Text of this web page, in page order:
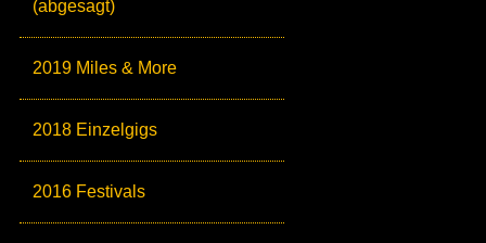
(abgesagt)
2019 Miles & More
2018 Einzelgigs
2016 Festivals